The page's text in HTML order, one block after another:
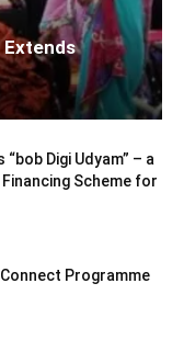
Extends
Digi Udyam” – a
Scheme for
Programme